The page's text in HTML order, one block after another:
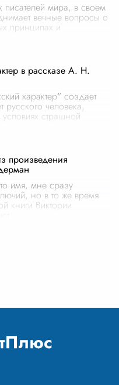
писателей мира, в своем
вечные вопросы о
принципах и
в рассказе А. Н.
характер" создает
русского человека,
страшной
произведения
имя, мне сразу
но в то же время
книги Виктории